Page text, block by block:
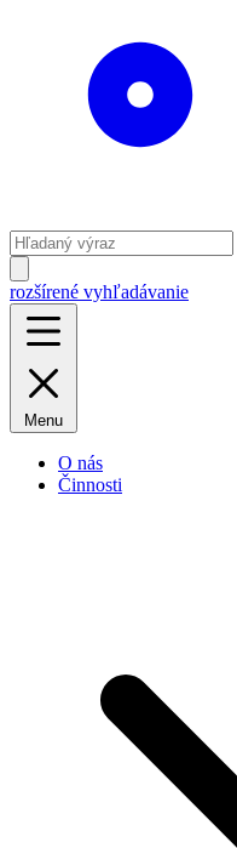
rozšírené vyhľadávanie
Menu
O nás
Činnosti